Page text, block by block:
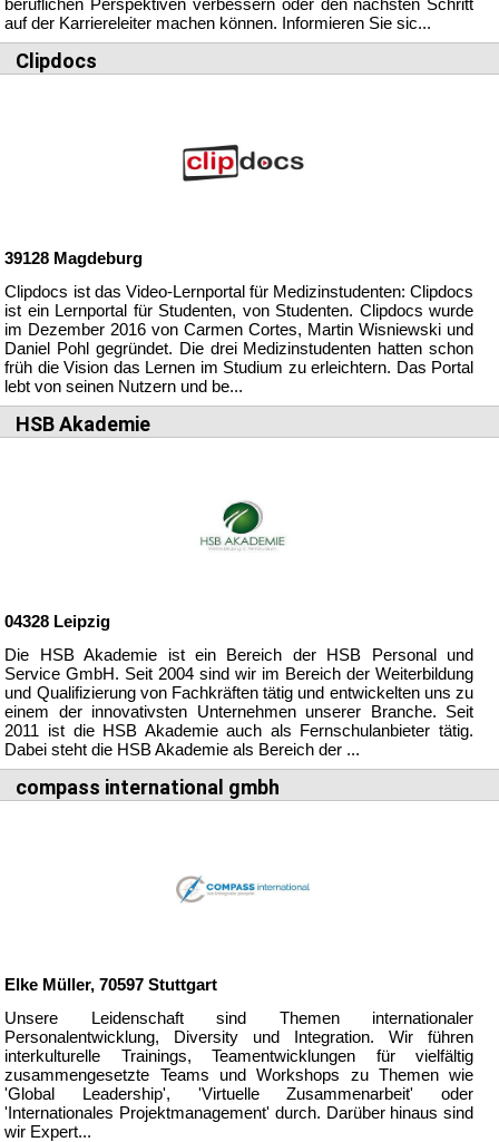
auf der Karriereleiter machen können. Informieren Sie sic...
Clipdocs
39128 Magdeburg
Clipdocs ist das Video-Lernportal für Medizinstudenten: Clipdocs
ist ein Lernportal für Studenten, von Studenten. Clipdocs wurde
im Dezember 2016 von Carmen Cortes, Martin Wisniewski und
Daniel Pohl gegründet. Die drei Medizinstudenten hatten schon
früh die Vision das Lernen im Studium zu erleichtern. Das Portal
lebt von seinen Nutzern und be...
HSB Akademie
04328 Leipzig
Die HSB Akademie ist ein Bereich der HSB Personal und
Service GmbH. Seit 2004 sind wir im Bereich der Weiterbildung
und Qualifizierung von Fachkräften tätig und entwickelten uns zu
einem der innovativsten Unternehmen unserer Branche. Seit
2011 ist die HSB Akademie auch als Fernschulanbieter tätig.
Dabei steht die HSB Akademie als Bereich der ...
compass international gmbh
Elke Müller,70597 Stuttgart
Unsere Leidenschaft sind Themen internationaler
Personalentwicklung, Diversity und Integration. Wir führen
interkulturelle Trainings, Teamentwicklungen für vielfältig
zusammengesetzte Teams und Workshops zu Themen wie
'Global Leadership', 'Virtuelle Zusammenarbeit' oder
'Internationales Projektmanagement' durch. Darüber hinaus sind
wir Expert...